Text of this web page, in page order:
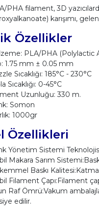
PHA filament, 3D
karışımı,
Özellikler
PLA/PHA (Polylactic
1.75 mm ± 0.05 mm
Sıcaklığı: 185°C - 230°C
Sıcaklığı: 0-45°C
Uzunluğu: 330 m.
Somon
1000gr
Özellikleri
Yönetim Sistemi
Makara Sarım
Baskı
Filament Çapı:Filament
Raf Ömrü:Vakum
edilir.